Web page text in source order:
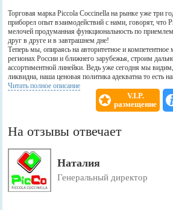
Торговая марка Piccola Coccinella на рынке уже три
приборел опыт взаимодействий с нами, говорят, что
мелочей продуманная функциональность по
друг в друге и в завтрашнем дне!
Теперь мы, опираясь на авторитетное и
регионах России и ближнего зарубежья, строим
ассортиментной линейки. Ведь уже сегодня мы
ликвидна, наша ценовая политика адекватна то есть
Читать полное описание
V.I.P.
размещение
На отзывы отвечает
Наталия
Генеральный директор